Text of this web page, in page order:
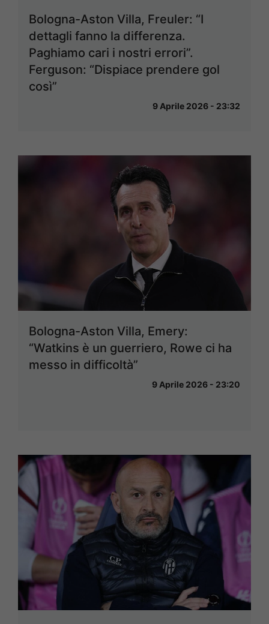
Bologna-Aston Villa, Freuler: “I
dettagli fanno la differenza.
Paghiamo cari i nostri errori”.
Ferguson: “Dispiace prendere gol
così”
9 Aprile 2026 - 23:32
Bologna-Aston Villa, Emery:
“Watkins è un guerriero, Rowe ci ha
messo in difficoltà”
9 Aprile 2026 - 23:20